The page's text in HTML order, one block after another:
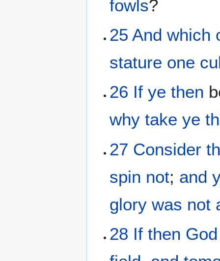
fowls?
25 And which
stature one
26 If ye then
why take ye
27 Consider
spin not; and
glory was not
28 If then God